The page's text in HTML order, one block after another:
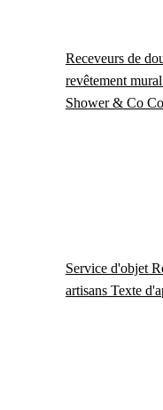
Receveurs de
revêtement mural
Shower & Co
Service d'objet
artisans Texte